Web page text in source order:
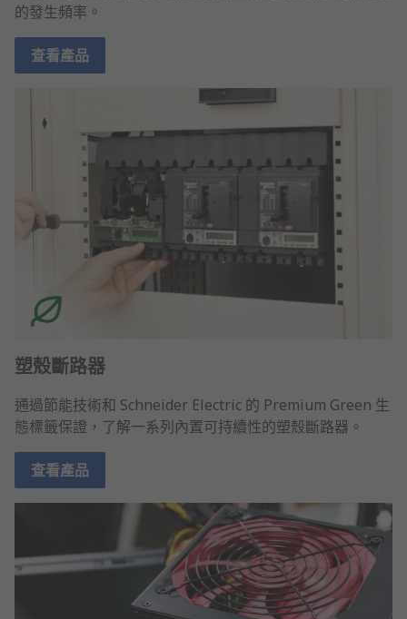
的發生頻率。
查看產品
塑殼斷路器
通過節能技術和 Schneider Electric 的 Premium Green 生
態標籤保證，了解一系列內置可持續性的塑殼斷路器。
查看產品